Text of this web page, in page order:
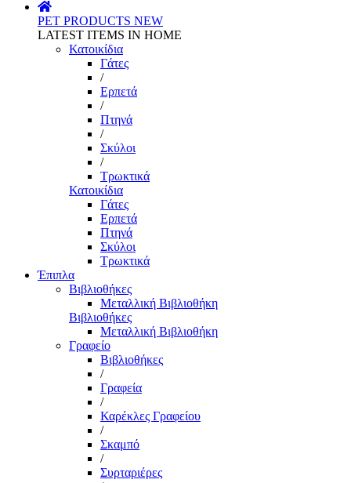
PET PRODUCTS NEW
LATEST ITEMS IN HOME
Κατοικίδια
Γάτες
/
Ερπετά
/
Πτηνά
/
Σκύλοι
/
Τρωκτικά
Κατοικίδια
Γάτες
Ερπετά
Πτηνά
Σκύλοι
Τρωκτικά
Έπιπλα
Βιβλιοθήκες
Μεταλλική Βιβλιοθήκη
Βιβλιοθήκες
Μεταλλική Βιβλιοθήκη
Γραφείο
Βιβλιοθήκες
/
Γραφεία
/
Καρέκλες Γραφείου
/
Σκαμπό
/
Συρταριέρες